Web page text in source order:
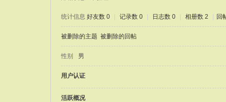
统计信息 好友数 0 记录数 0 日志数 0 相册数 2 回
被删除的主题 被删除的回帖
性别 男
用户认证
活跃概况